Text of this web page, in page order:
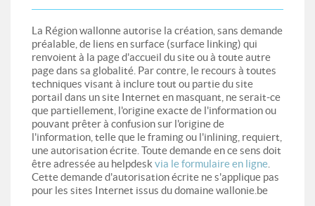
La Région wallonne autorise la création, sans demande
préalable, de liens en surface (surface linking) qui
renvoient à la page d'accueil du site ou à toute autre
page dans sa globalité. Par contre, le recours à toutes
techniques visant à inclure tout ou partie du site
portail dans un site Internet en masquant, ne serait-ce
que partiellement, l'origine exacte de l'information ou
pouvant prêter à confusion sur l'origine de
l'information, telle que le framing ou l'inlining, requiert,
une autorisation écrite. Toute demande en ce sens doit
être adressée au helpdesk via le formulaire en ligne
Cette demande d'autorisation écrite ne s'applique pas
pour les sites Internet issus du domaine wallonie.be